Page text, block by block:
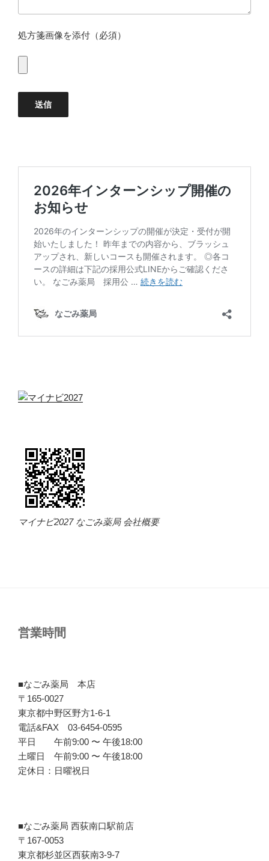
処方箋画像を添付（必須）
マイナビ2027 なごみ薬局 会社概要
営業時間
■なごみ薬局 本店
〒165-0027
東京都中野区野方1-6-1
電話&FAX 03-6454-0595
平日 午前9:00 〜 午後18:00
土曜日 午前9:00 〜 午後18:00
定休日：日曜祝日
■なごみ薬局 西荻南口駅前店
〒167-0053
東京都杉並区西荻南3-9-7